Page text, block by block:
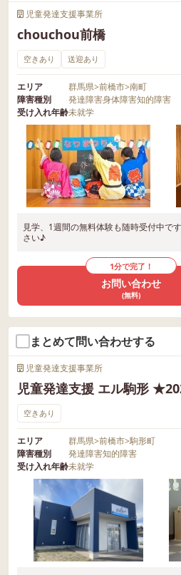
児童発達支援事業所
chouchou前橋
空きあり 送迎あり
エリア 群馬県>前橋市>南町
障害種別
発達障害身体障害知的障害
受け入れ年齢未就学
見学、1週間の無料体験も随時受付中で
さい♪
1分で完了！
お問い合わせ
(無料)
まとめて問い合わせする
児童発達支援事業所
児童発達支援 エル駒形
空きあり
エリア 群馬県>前橋市>駒形町
障害種別
発達障害知的障害
受け入れ年齢未就学